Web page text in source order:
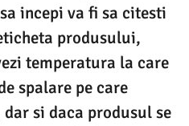
incepi va fi sa citesti
produsului,
temperatura la care
spalare pe care
si daca produsul se